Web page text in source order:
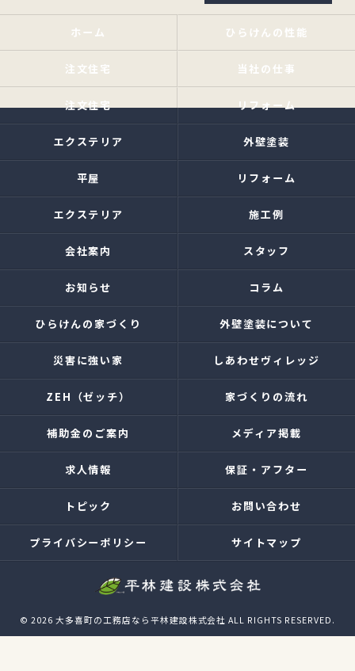
ホーム ひらけんの性能
注文住宅 当社の仕事
注文住宅 リフォーム
エクステリア 外壁塗装
平屋 リフォーム
エクステリア 施工例
会社案内 スタッフ
お知らせ コラム
ひらけんの家づくり 外壁塗装について
災害に強い家 しあわせヴィレッジ
ZEH（ゼッチ） 家づくりの流れ
補助金のご案内 メディア掲載
求人情報 保証・アフター
トピック お問い合わせ
プライバシーポリシー サイトマップ
© 2026 大多喜町の工務店なら平林建設株式会社 ALL RIGHTS RESERVED.